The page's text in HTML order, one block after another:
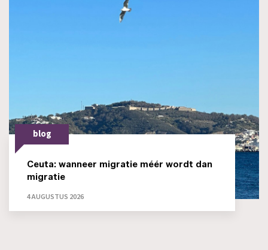
blog
Ceuta: wanneer migratie méér wordt dan
migratie
4 AUGUSTUS 2026